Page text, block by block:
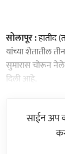
सोलापूर :हातीद
यांच्या शेतातील
सुमारास चोरून नेले.
दिली आहे.
साईन अप